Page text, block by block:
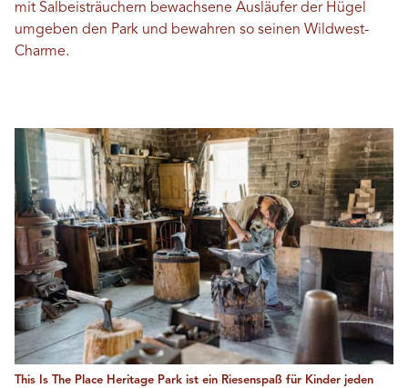
mit Salbeisträuchern bewachsene Ausläufer der Hügel
umgeben den Park und bewahren so seinen Wildwest-
Charme.
This Is The Place Heritage Park ist ein Riesenspaß für Kinder jeden